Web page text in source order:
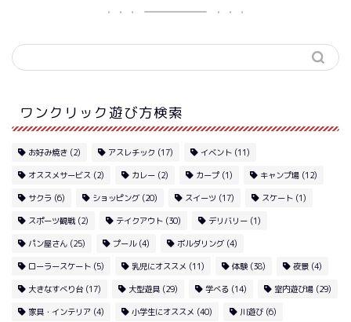
ワンクリック遊び方検索
お好み焼き (2) アスレチック (17) イベント (11)
オススメサービス (2) カレー (2) カープ (1) キャンプ場 (12)
サクラ (6) ショッピング (20) スイーツ (17) スケート (1)
スポーツ観戦(2) テイクアウト (30) デリバリー (1)
パン屋さん (25) プール(4) ボルダリング (4)
ローラースケート (5) 乳児にオススメ (11) 体験 (38) 夜景 (4)
大きなすべり台 (17) 大型遊具 (29) 学べる (14) 室内遊び場 (29)
家具・インテリア (4) 小学生にオススメ (40) 川遊び (6)